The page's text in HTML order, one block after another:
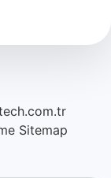
Sitemap